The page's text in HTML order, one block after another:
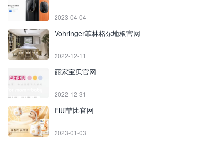
2023-04-04
Vohringer菲林格尔地板官网
2022-12-11
丽家宝贝官网
2022-12-31
Fitti菲比官网
2023-01-03